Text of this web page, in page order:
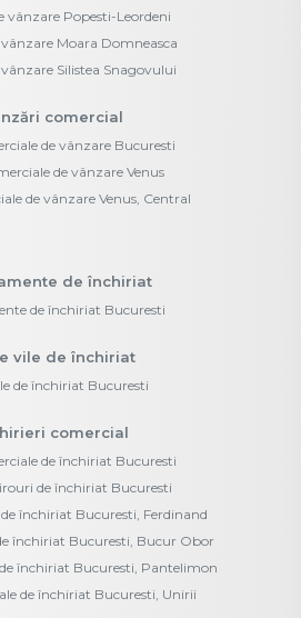
vânzare Popesti-Leordeni
Moara Domneasca
Silistea Snagovului
comercial
de vânzare Bucuresti
de vânzare Venus
de vânzare Venus, Central
de închiriat
de închiriat Bucuresti
vile de închiriat
de închiriat Bucuresti
comercial
de închiriat Bucuresti
de închiriat Bucuresti
închiriat Bucuresti, Ferdinand
închiriat Bucuresti, Bucur Obor
închiriat Bucuresti, Pantelimon
de închiriat Bucuresti, Unirii